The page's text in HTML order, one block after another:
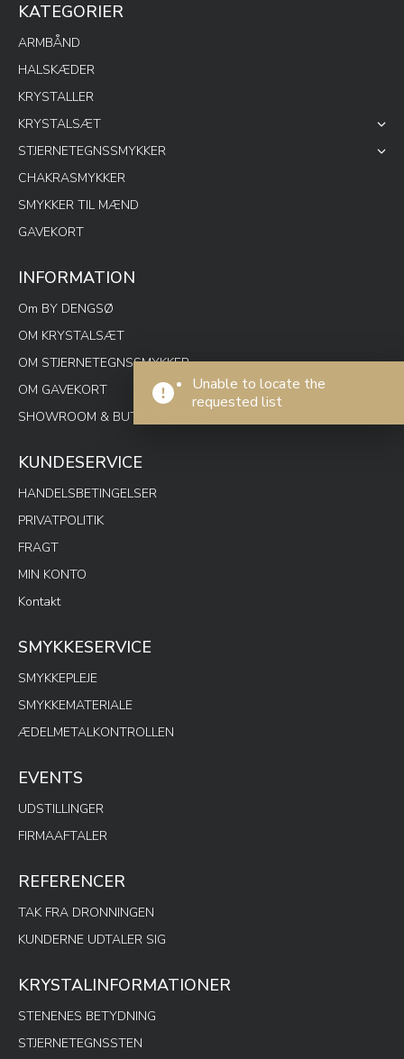
Unable to locate the
requested list
KATEGORIER
ARMBÅND
HALSKÆDER
KRYSTALLER
KRYSTALSÆT
STJERNETEGNSSMYKKER
CHAKRASMYKKER
SMYKKER TIL MÆND
GAVEKORT
INFORMATION
Om BY DENGSØ
OM KRYSTALSÆT
OM STJERNETEGNSSMYKKER
OM GAVEKORT
SHOWROOM & BUTIK SPOTON
KUNDESERVICE
HANDELSBETINGELSER
PRIVATPOLITIK
FRAGT
MIN KONTO
Kontakt
SMYKKESERVICE
SMYKKEPLEJE
SMYKKEMATERIALE
ÆDELMETALKONTROLLEN
EVENTS
UDSTILLINGER
FIRMAAFTALER
REFERENCER
TAK FRA DRONNINGEN
KUNDERNE UDTALER SIG
KRYSTALINFORMATIONER
STENENES BETYDNING
STJERNETEGNSSTEN